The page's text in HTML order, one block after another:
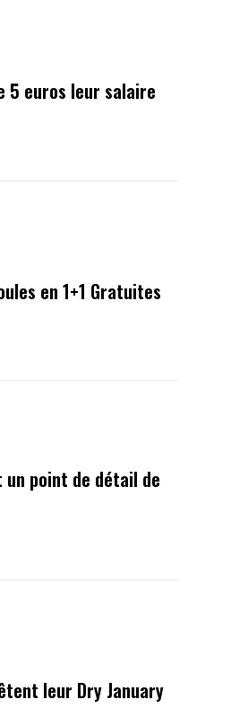
5 euros leur salaire
en 1+1 Gratuites
un point de détail de
leur Dry January